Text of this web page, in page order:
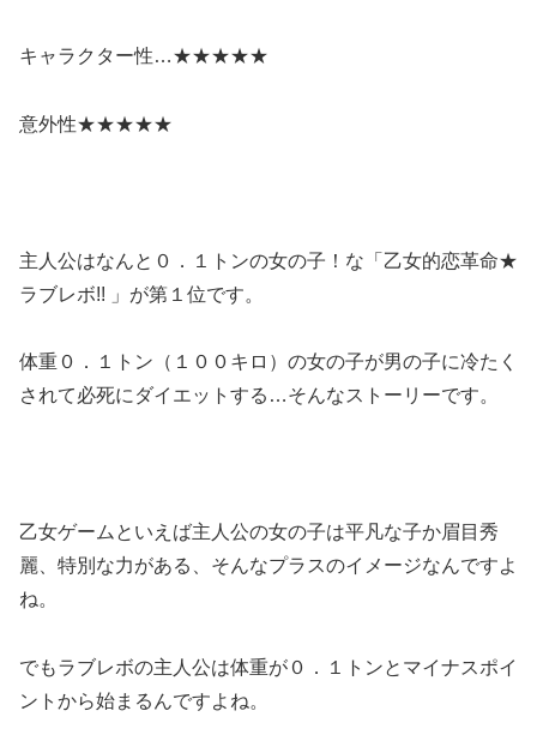
キャラクター性…★★★★★
意外性★★★★★
主人公はなんと０．１トンの女の子！な 「乙女的恋革命★
ラブレボ!! 」 が第１位です。
体重０．１トン（１００キロ）の女の子が男の子に冷たく
されて必死にダイエットする…そんなストーリーです。
乙女ゲームといえば主人公の女の子は平凡な子か眉目秀
麗、特別な力がある、そんなプラスのイメージなんですよ
ね。
でもラブレボの主人公は体重が０．１トンとマイナスポイ
ントから始まるんですよね。